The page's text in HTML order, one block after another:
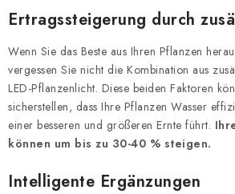
Ertragssteigerung durch
Wenn Sie das Beste aus Ihren Pflanzen
vergessen Sie nicht die Kombination aus
LED-Pflanzenlicht. Diese beiden Faktoren
sicherstellen, dass Ihre Pflanzen Wasser
einer besseren und größeren Ernte führt.
können um bis zu 30-40 % steigen.
Intelligente Ergänzungen